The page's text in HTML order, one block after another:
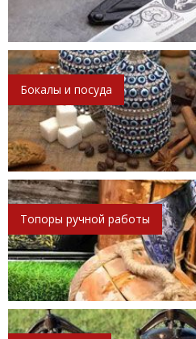
Бокалы и посуда
Топоры ручной работы